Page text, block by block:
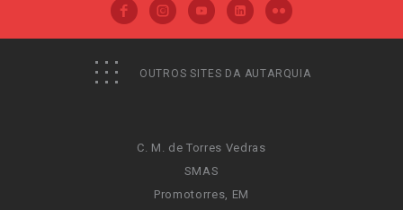
OUTROS SITES DA AUTARQUIA
C. M. de Torres Vedras
SMAS
Promotorres, EM